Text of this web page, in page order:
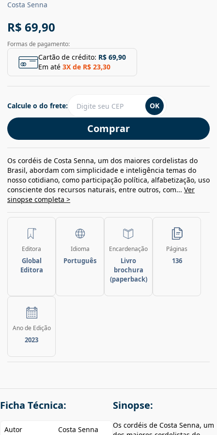
Costa Senna
R$ 69,90
Formas de pagamento:
Cartão de crédito: R$ 69,90
Em até 3X de R$ 23,30
Comprar
Calcule o do frete: OK
Os cordéis de Costa Senna, um dos maiores cordelistas do
Brasil, abordam com simplicidade e inteligência temas do
nosso cotidiano, como participação política, alfabetização, uso
consciente dos recursos naturais, entre outros, com... Ver
sinopse completa >
Editora
Global
Editora
Idioma
Português
Encardenação
Livro
brochura
(paperback)
Páginas
136
Ano de Edição
2023
Ficha Técnica:
Autor Costa Senna
Sinopse:
Os cordéis de Costa Senna, um